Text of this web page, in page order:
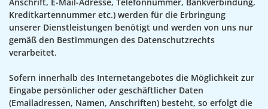
Kreditkartennummer etc.) werden für die Erbringung
unserer Dienstleistungen benötigt und werden von uns nur
gemäß den Bestimmungen des Datenschutzrechts
verarbeitet.
Sofern innerhalb des Internetangebotes die Möglichkeit zur
Eingabe persönlicher oder geschäftlicher Daten
(Emailadressen, Namen, Anschriften) besteht, so erfolgt die